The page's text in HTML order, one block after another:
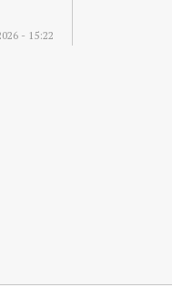
- 15:22